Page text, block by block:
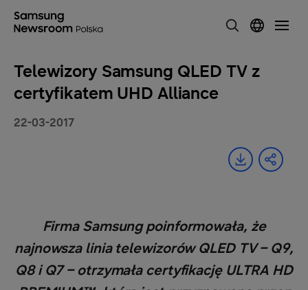
Telewizory Samsung QLED TV z
certyfikatem UHD Alliance
22-03-2017
Firma Samsung poinformowała, że
najnowsza linia telewizorów QLED TV – Q9,
Q8 i Q7 – otrzymała certyfikację ULTRA HD